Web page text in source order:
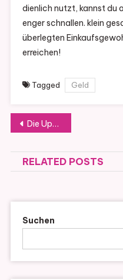
dienlich nutzt, kannst du
enger schnallen. klein
überlegten
erreichen!
Tagged Geld
Post
navigation
Die Upgrades, die Sie bei Ihrer Hausrenovierung bereuen werden, wenn Sie sie nicht einbeziehen
RELATED POSTS
Suchen